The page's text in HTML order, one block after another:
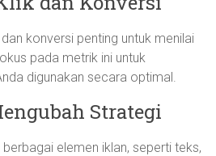
konversi penting untuk menilai
pada metrik ini untuk
digunakan secara optimal.
Strategi
elemen iklan, seperti teks,